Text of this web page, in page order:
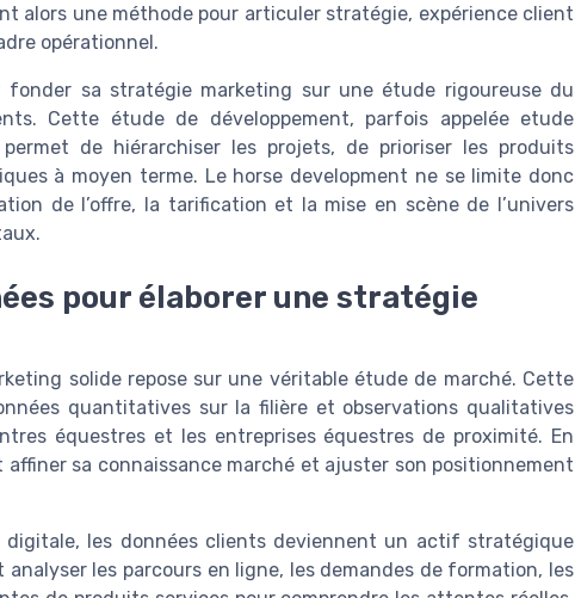
alors une méthode pour articuler stratégie, expérience client
opérationnel.
fonder sa stratégie marketing sur une étude rigoureuse du
Cette étude de développement, parfois appelée etude
permet de hiérarchiser les projets, de prioriser les produits
à moyen terme. Le horse development ne se limite donc
de l’offre, la tarification et la mise en scène de l’univers
pour élaborer une stratégie
solide repose sur une véritable étude de marché. Cette
quantitatives sur la filière et observations qualitatives
équestres et les entreprises équestres de proximité. En
sa connaissance marché et ajuster son positionnement
les données clients deviennent un actif stratégique
les parcours en ligne, les demandes de formation, les